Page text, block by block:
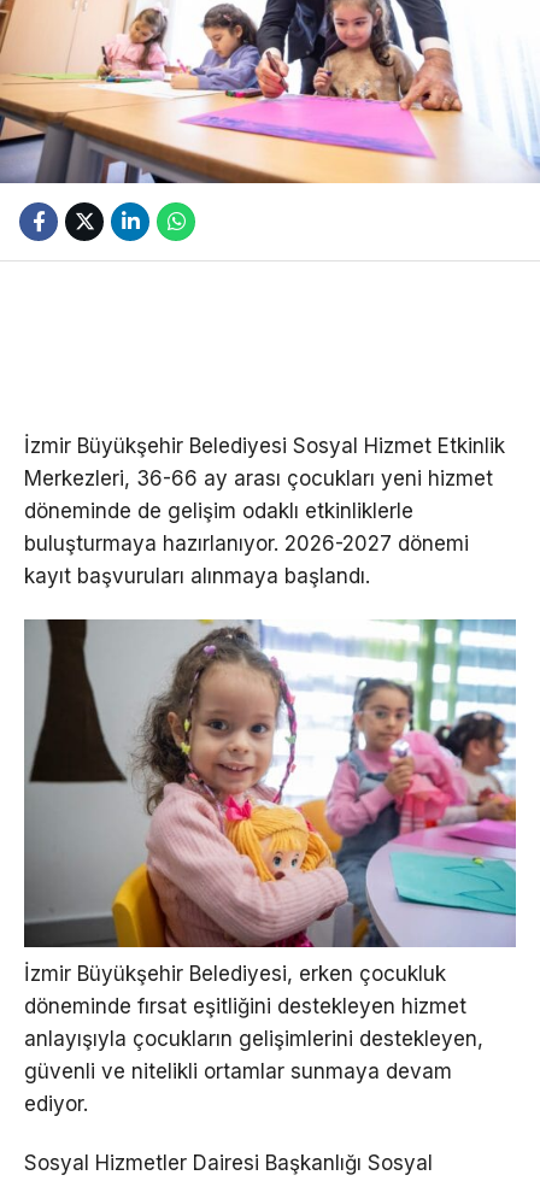
İzmir Büyükşehir Belediyesi Sosyal Hizmet Etkinlik
Merkezleri, 36-66 ay arası çocukları yeni hizmet
döneminde de gelişim odaklı etkinliklerle
buluşturmaya hazırlanıyor. 2026-2027 dönemi
kayıt başvuruları alınmaya başlandı.
İzmir Büyükşehir Belediyesi, erken çocukluk
döneminde fırsat eşitliğini destekleyen hizmet
anlayışıyla çocukların gelişimlerini destekleyen,
güvenli ve nitelikli ortamlar sunmaya devam
ediyor.
Sosyal Hizmetler Dairesi Başkanlığı Sosyal